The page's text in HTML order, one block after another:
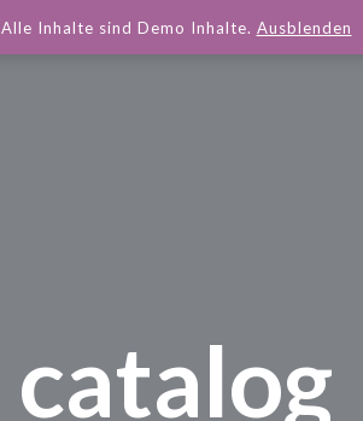
catalog
Alle Inhalte sind Demo Inhalte. Ausblenden